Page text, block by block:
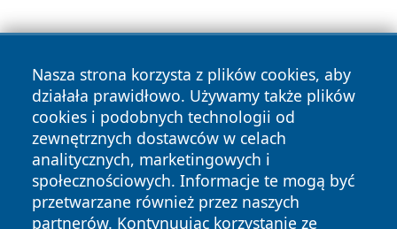
Nasza strona korzysta z plików cookies, aby
działała prawidłowo. Używamy także plików
cookies i podobnych technologii od
zewnętrznych dostawców w celach
analitycznych, marketingowych i
społecznościowych. Informacje te mogą być
przetwarzane również przez naszych
partnerów. Kontynuując korzystanie ze
Copyright © 2026 informacjelodzkie.pl Wszystkie prawa
zastrzeżone.
Polityka Polityka